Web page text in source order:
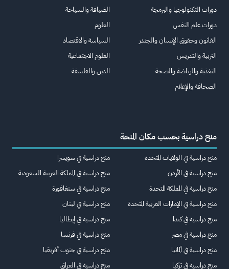
دورات التكنولوجيا والبرمجة
دورات علم النفس
القانون وحقوق الإنسان والجندر
التربية والتدريس
التغذية والرياضة والصحة
الصحافة والإعلام
الضيافة والسياحة
العلوم
السياسة والاقتصاد
العلوم الاجتماعية
الدين والفلسفة
منح دراسية بحسب مكان المنحة
منح دراسية في الولايات المتحدة
منح دراسية في الأردن
منح دراسية في المملكة المتحدة
منح دراسية في الإمارات العربية المتحدة
منح دراسية في كندا
منح دراسية في مصر
منح دراسية في ألمانيا
منح دراسية في تركيا
منح دراسية في سويسرا
منح دراسية في المملكة العربية السعودية
منح دراسية في سنغافورة
منح دراسية في لبنان
منح دراسية في إيطاليا
منح دراسية في فرنسا
منح دراسية في جنوب أفريقيا
منح دراسية في العراق